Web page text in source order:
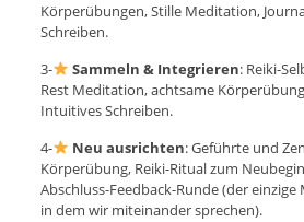
Körperübungen, Stille Meditation,
Schreiben.
3-
Sammeln & Integrieren: Reiki-
Rest Meditation, achtsame
Intuitives Schreiben.
4-
Neu ausrichten: Geführte und
Körperübung, Reiki-Ritual zum
Abschluss-Feedback-Runde (der
in dem wir miteinander sprechen).